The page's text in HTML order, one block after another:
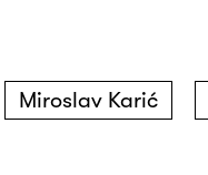
Miroslav Karić